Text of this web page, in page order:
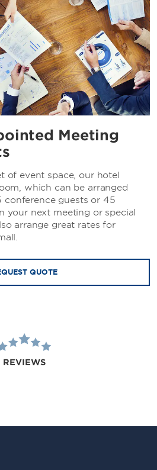
Meeting
of event space, our hotel
which can be arranged
guests or 45
your next meeting or special
arrange great rates for
QUOTE
REVIEWS